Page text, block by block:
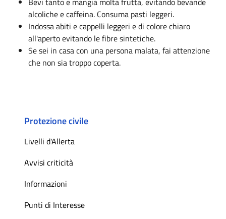
alcoliche e caffeina. Consuma pasti leggeri.
Indossa abiti e cappelli leggeri e di colore chiaro
all'aperto evitando le fibre sintetiche.
Se sei in casa con una persona malata, fai attenzione
che non sia troppo coperta.
Protezione civile
Livelli d'Allerta
Avvisi criticità
Informazioni
Punti di Interesse